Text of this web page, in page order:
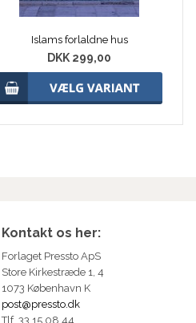
Islams forlaldne hus
DKK 299,00
Kontakt os her:
Forlaget Pressto ApS
Store Kirkestræde 1, 4
1073 København K
post@pressto.dk
Tlf. 33 15 08 44